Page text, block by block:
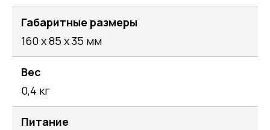
Габаритные размеры
160 х 85 х 35 мм
Вес
0,4 кг
Питание